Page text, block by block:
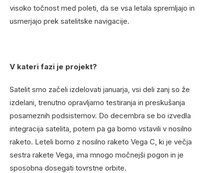
visoko točnost med poleti, da se vsa letala spremljajo in
usmerjajo prek satelitske navigacije.
V kateri fazi je projekt?
Satelit smo začeli izdelovati januarja, vsi deli zanj so že
izdelani, trenutno opravljamo testiranja in preskušanja
posameznih podsistemov. Do decembra se bo izvedla
integracija satelita, potem pa ga bomo vstavili v nosilno
raketo. Leteli bomo z nosilno raketo Vega C, ki je večja
sestra rakete Vega, ima mnogo močnejši pogon in je
sposobna dosegati tovrstne orbite.